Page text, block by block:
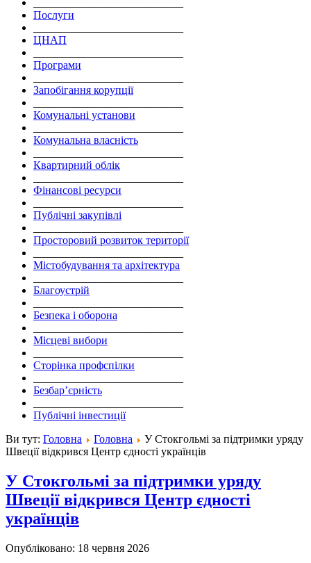
Послуги
ЦНАП
Програми
Запобігання корупції
Комунальні установи
Комунальна власність
Квартирний облік
Фінансові ресурси
Публічні закупівлі
Просторовий розвиток території
Містобудування та архітектура
Благоустрій
Безпека і оборона
Місцеві вибори
Сторінка профспілки
Безбар’єрність
Публічні інвестиції
Ви тут: Головна Головна
У Стокгольмі за підтримки уряду
Швеції відкрився Центр єдності українців
У Стокгольмі за підтримки уряду
Швеції відкрився Центр єдності
українців
Опубліковано: 18 червня 2026